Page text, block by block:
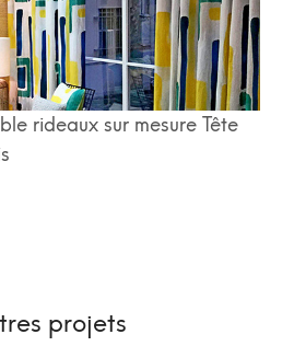
rideaux sur mesure Tête
projets